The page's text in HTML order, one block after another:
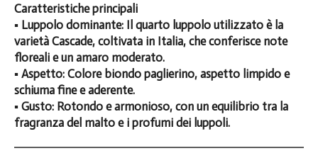
Caratteristiche principali
▪️ Luppolo dominante: Il quarto luppolo utilizzato è la
varietà Cascade, coltivata in Italia, che conferisce note
floreali e un amaro moderato.
▪️ Aspetto: Colore biondo paglierino, aspetto limpido e
schiuma fine e aderente.
▪️ Gusto: Rotondo e armonioso, con un equilibrio tra la
fragranza del malto e i profumi dei luppoli.